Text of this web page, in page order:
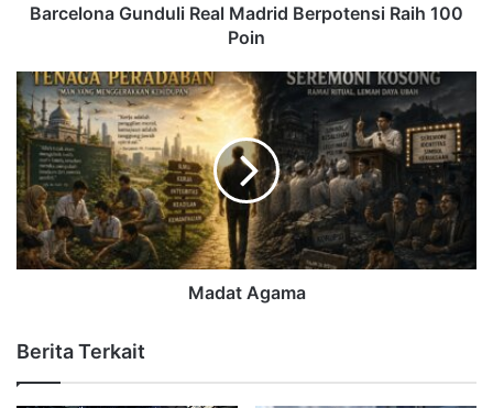
Barcelona Gunduli Real Madrid Berpotensi Raih 100
Poin
Madat Agama
Berita Terkait